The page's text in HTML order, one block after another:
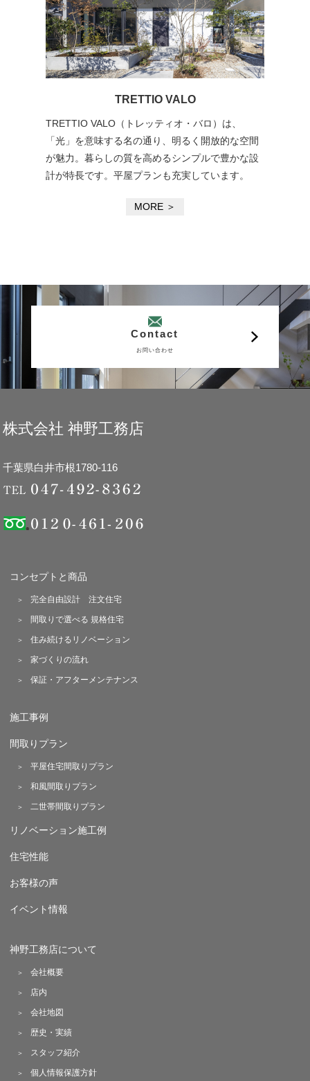
TRETTIO VALO
TRETTIO VALO（トレッティオ・バロ）は、
「光」を意味する名の通り、明るく開放的な空間
が魅力。暮らしの質を高めるシンプルで豊かな設
計が特長です。平屋プランも充実しています。
MORE ＞
Contact
お問い合わせ
株式会社 神野工務店
千葉県白井市根1780-116
コンセプトと商品
完全自由設計 注文住宅
間取りで選べる 規格住宅
住み続けるリノベーション
家づくりの流れ
保証・アフターメンテナンス
施工事例
間取りプラン
平屋住宅間取りプラン
和風間取りプラン
二世帯間取りプラン
リノベーション施工例
住宅性能
お客様の声
イベント情報
神野工務店について
会社概要
店内
会社地図
歴史・実績
スタッフ紹介
個人情報保護方針